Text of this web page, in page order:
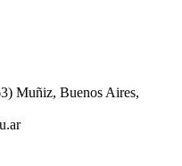
Muñiz, Buenos Aires,